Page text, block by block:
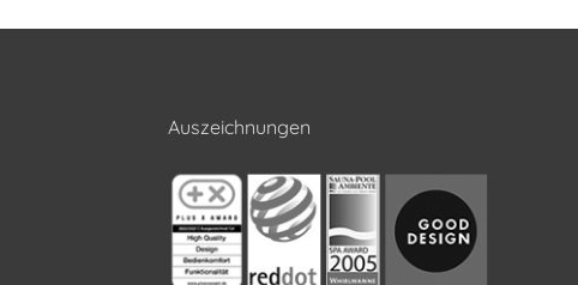
Auszeichnungen